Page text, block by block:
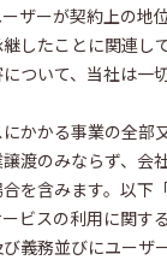
ザーが契約上の地
したことに関連し
ついて、当社は一
かかる事業の全部
渡のみならず、会
を含みます。以下
ビスの利用に関す
義務並びにユーザ